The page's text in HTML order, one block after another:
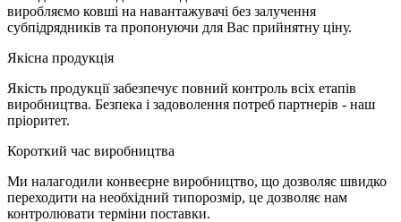
виробляємо ковші на навантажувачі без залучення
субпідрядників та пропонуючи для Вас прийнятну ціну.
Якісна продукція
Якість продукції забезпечує повний контроль всіх етапів
виробництва. Безпека і задоволення потреб партнерів - наш
пріоритет.
Короткий час виробництва
Ми налагодили конвеєрне виробництво, що дозволяє швидко
переходити на необхідний типорозмір, це дозволяє нам
контролювати терміни поставки.